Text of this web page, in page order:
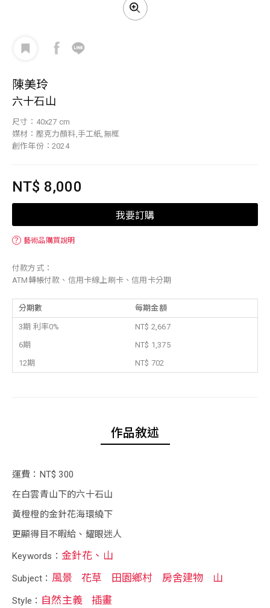
陳美玲
六十石山
尺寸：40x27 cm
媒材：壓克力顏料,手工紙,無框
創作年份：2024
NT$ 8,000
我要訂購
？ 藝術品購買說明
付款方式：
ATM轉帳付款、信用卡線上刷卡、信用卡分期
分期數 每期金額
3期 利率0%
NT$ 2,667
6期
NT$ 1,375
12期
NT$ 702
作品敘述
運費：NT$ 300
在白雲青山下的六十石山
黃橙橙的金針花海環繞下
更顯得目不暇給、耀眼迷人
Keywords： 金針花、山
Subject： 風景 花草 田園鄉村 房舍建物 山
Style： 自然主義 插畫